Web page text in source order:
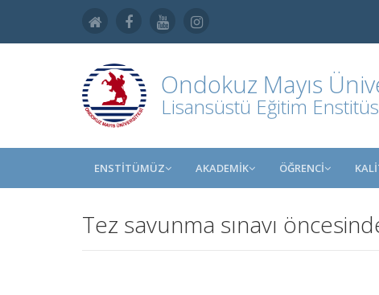
Ondokuz Mayıs
Lisansüstü Eğitim
ENSTİTÜMÜZ AKADEMİK ÖĞRENCİ
Tez savunma sınavı